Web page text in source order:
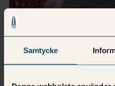
Samtycke